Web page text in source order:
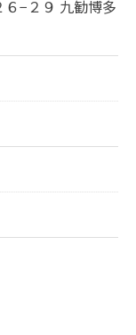
−２９ 九勧博多